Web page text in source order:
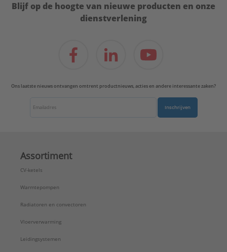
Blijf op de hoogte van nieuwe producten en onze
dienstverlening
Ons laatste nieuws ontvangen omtrent productnieuws, acties en andere interessante zaken?
Inschrijven
Assortiment
CV-ketels
Warmtepompen
Radiatoren en convectoren
Vloerverwarming
Leidingsystemen